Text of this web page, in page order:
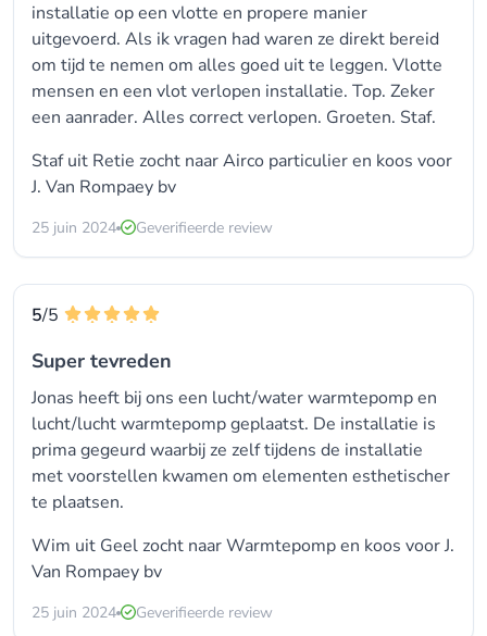
installatie op een vlotte en propere manier
uitgevoerd. Als ik vragen had waren ze direkt bereid
om tijd te nemen om alles goed uit te leggen. Vlotte
mensen en een vlot verlopen installatie. Top. Zeker
een aanrader. Alles correct verlopen. Groeten. Staf.
Staf uit Retie zocht naarAirco particulieren koos voor
J. Van Rompaey bv
25 juin 2024 Geverifieerde review
5/5
Super tevreden
Jonas heeft bij ons een lucht/water warmtepomp en
lucht/lucht warmtepomp geplaatst. De installatie is
prima gegeurd waarbij ze zelf tijdens de installatie
met voorstellen kwamen om elementen esthetischer
te plaatsen.
Wim uit Geel zocht naar Warmtepomp en koos voorJ.
Van Rompaey bv
25 juin 2024 Geverifieerde review